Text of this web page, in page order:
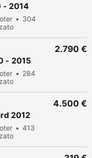
- 2014
304
- 2015
284
2.790 €
2012
413
4.500 €